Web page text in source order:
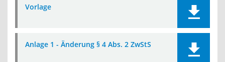
Vorlage
Anlage 1 - Änderung § 4 Abs. 2 ZwStS